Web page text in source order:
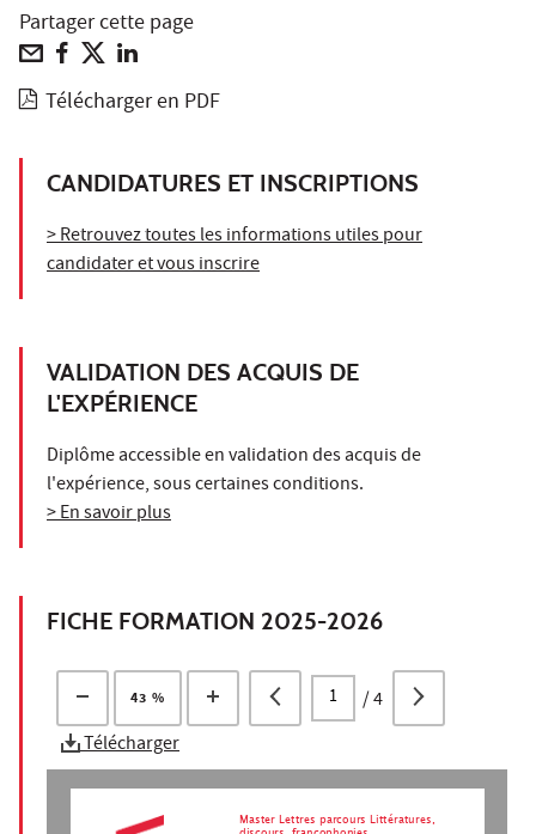
Partager cette page
Télécharger en PDF
CANDIDATURES ET INSCRIPTIONS
> Retrouvez toutes les informations utiles pour
candidater et vous inscrire
VALIDATION DES ACQUIS DE
L'EXPÉRIENCE
Diplôme accessible en validation des acquis de
l'expérience, sous certaines conditions.
> En savoir plus
FICHE FORMATION 2025-2026
43 % /4
Télécharger
Master Lettres parcours Littératures,